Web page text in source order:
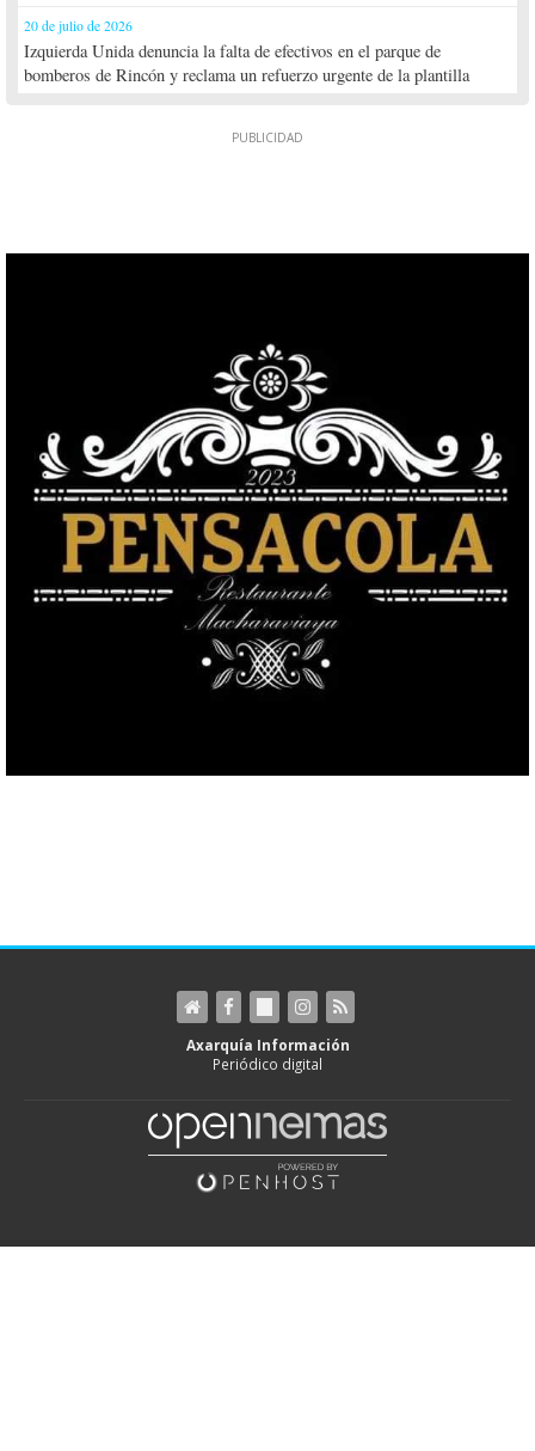
20 de julio de 2026
Izquierda Unida denuncia la falta de efectivos en el parque de
bomberos de Rincón y reclama un refuerzo urgente de la plantilla
Axarquía Información
Periódico digital